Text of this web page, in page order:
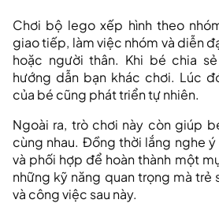
Chơi bộ lego xếp hình theo
giao tiếp, làm việc nhóm và diễn
hoặc người thân. Khi bé chia
hướng dẫn bạn khác chơi. Lúc
của bé cũng phát triển tự nhiên.
Ngoài ra, trò chơi này còn giúp
cùng nhau. Đồng thời lắng nghe
và phối hợp để hoàn thành một
những kỹ năng quan trọng mà trẻ
và công việc sau này.